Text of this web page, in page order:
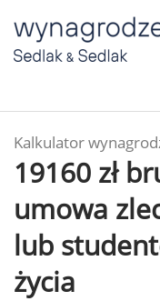
Kalkulator
19160 zł
umowa
lub
życia